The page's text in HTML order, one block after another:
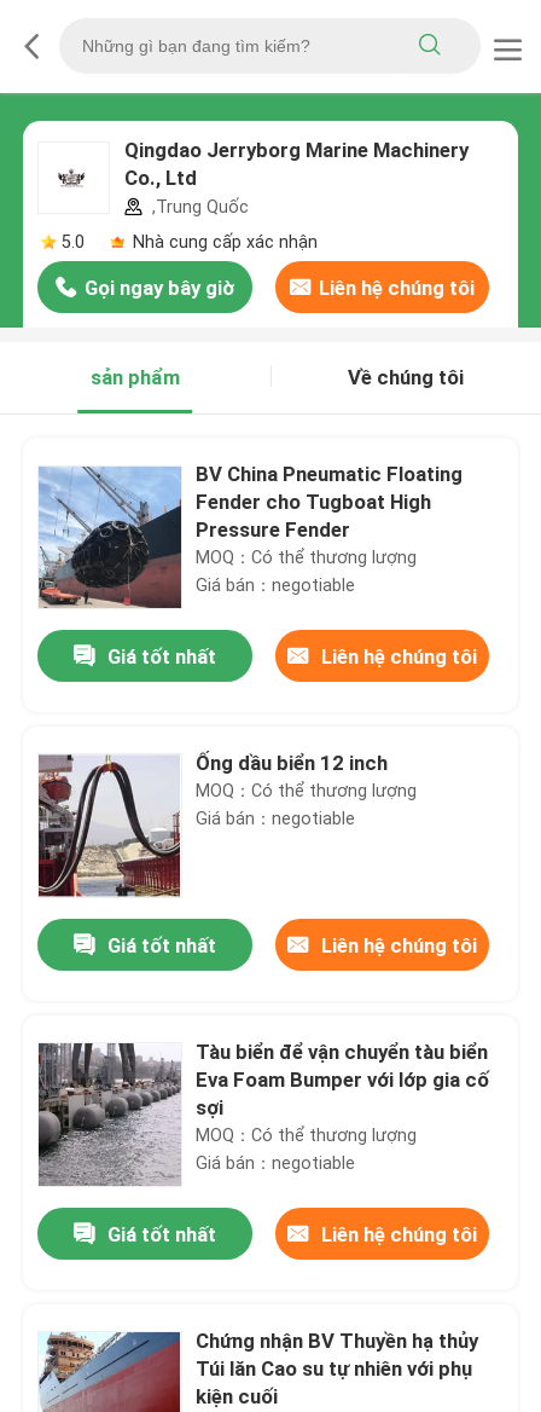
Qingdao Jerryborg Marine Machinery
Co., Ltd
,Trung Quốc
5.0
Nhà cung cấp xác nhận
Gọi ngay bây giờ Liên hệ chúng tôi
sản phẩm Về chúng tôi
BV China Pneumatic Floating
Fender cho Tugboat High
Pressure Fender
MOQ：Có thể thương lượng
Giá bán：negotiable
Giá tốt nhất Liên hệ chúng tôi
Ống dầu biển 12 inch
MOQ：Có thể thương lượng
Giá bán：negotiable
Giá tốt nhất Liên hệ chúng tôi
Tàu biển để vận chuyển tàu biển
Eva Foam Bumper với lớp gia cố
sợi
MOQ：Có thể thương lượng
Giá bán：negotiable
Giá tốt nhất Liên hệ chúng tôi
Chứng nhận BV Thuyền hạ thủy
Túi lăn Cao su tự nhiên với phụ
kiện cuối